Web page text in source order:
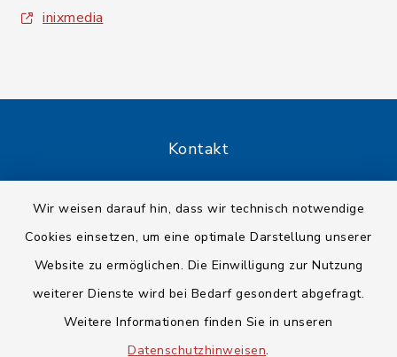
Wir weisen darauf hin, dass wir technisch notwendige
Cookies einsetzen, um eine optimale Darstellung unserer
Website zu ermöglichen. Die Einwilligung zur Nutzung
weiterer Dienste wird bei Bedarf gesondert abgefragt.
Weitere Informationen finden Sie in unseren
Datenschutzhinweisen.
inixmedia
Kontakt
Datenschutz
Impressum
Sitemap